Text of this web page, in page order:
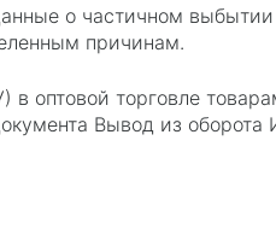
о частичном
причинам.
оптовой торговле
Вывод из